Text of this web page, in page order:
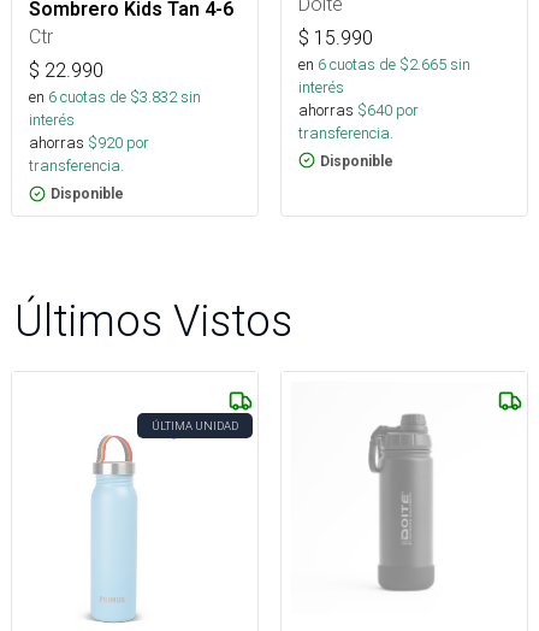
Sombrero Kids Tan 4-6
Ctr
$ 22.990
en 6cuotas de $3.832sin
interés
ahorras $920 por
transferencia.
Disponible
$ 15.990
en 6cuotas de $2.665sin
interés
ahorras $640 por
transferencia.
Disponible
Últimos Vistos
ÚLTIMA UNIDAD